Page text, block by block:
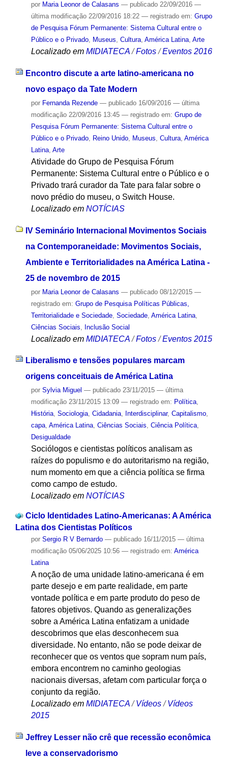
por Maria Leonor de Calasans — publicado22/09/2016 —
última modificação22/09/2016 18:22 — registrado em: Grupo
de Pesquisa Fórum Permanente: Sistema Cultural entre o
Público e o Privado, Museus, Cultura, América Latina, Arte
Localizado em MIDIATECA /Fotos /Eventos 2016
Encontro discute a arte latino-americana no
novo espaço da Tate Modern
por Fernanda Rezende — publicado16/09/2016 — última
modificação22/09/2016 13:45 — registrado em: Grupo de
Pesquisa Fórum Permanente: Sistema Cultural entre o
Público e o Privado, Reino Unido, Museus, Cultura, América
Latina, Arte
Atividade do Grupo de Pesquisa Fórum
Permanente: Sistema Cultural entre o Público e o
Privado trará curador da Tate para falar sobre o
novo prédio do museu, o Switch House.
Localizado em NOTÍCIAS
IV Seminário Internacional Movimentos Sociais
na Contemporaneidade: Movimentos Sociais,
Ambiente e Territorialidades na América Latina -
25 de novembro de 2015
por Maria Leonor de Calasans — publicado08/12/2015 —
registrado em: Grupo de Pesquisa Políticas Públicas,
Territorialidade e Sociedade, Sociedade, América Latina,
Ciências Sociais
Inclusão Social
Localizado em MIDIATECA /Fotos /Eventos 2015
Liberalismo e tensões populares marcam
origens conceituais de América Latina
por Sylvia Miguel — publicado23/11/2015 — última
modificação23/11/2015 13:09 — registrado em: Política,
História, Sociologia, Cidadania, Interdisciplinar, Capitalismo,
capa, América Latina, Ciências Sociais, Ciência Política,
Desigualdade
Sociólogos e cientistas políticos analisam as
raízes do populismo e do autoritarismo na região,
num momento em que a ciência política se firma
como campo de estudo.
Localizado em NOTÍCIAS
Ciclo Identidades Latino-Americanas: A América
Latina dos Cientistas Políticos
por Sergio R V Bernardo — publicado16/11/2015 — última
modificação05/06/2025 10:56 — registrado em: América
Latina
A noção de uma unidade latino-americana é em
parte desejo e em parte realidade, em parte
vontade política e em parte produto do peso de
fatores objetivos. Quando as generalizações
sobre a América Latina enfatizam a unidade
descobrimos que elas desconhecem sua
diversidade. No entanto, não se pode deixar de
reconhecer que os ventos que sopram num país,
embora encontrem no caminho geologias
nacionais diversas, afetam com particular força o
conjunto da região.
Localizado em MIDIATECA /Vídeos /Vídeos
2015
Jeffrey Lesser não crê que recessão econômica
leve a conservadorismo